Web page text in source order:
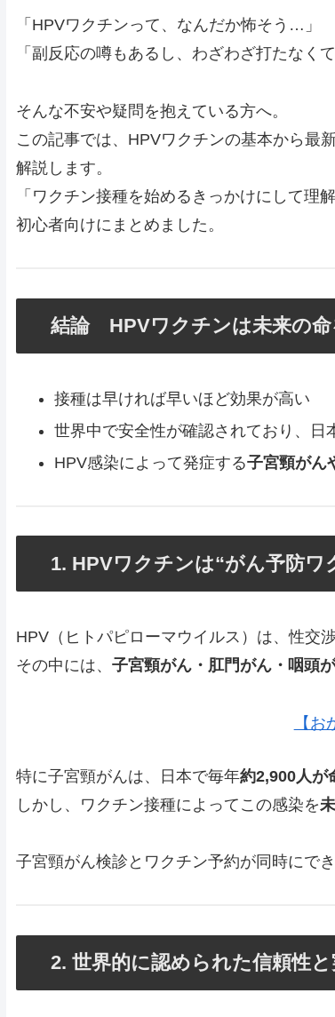
「HPVワクチンって、なんだか怖そう…」
「副反応の噂もあるし、わざわざ打たなく
そんな不安や疑問を抱えている方へ。
この記事では、HPVワクチンの基本から最
解説します。
「ワクチン接種を始めるきっかけにして
初心者向けにまとめました。
結論 HPVワクチンは未来の命
接種は早ければ早いほど効果が高い
世界中で安全性が確認されており、日
HPV感染によって発症する子宮頸がん
1. HPVワクチンは“がん予防ワ
HPV（ヒトパピローマウイルス）は、性交
その中には、 子宮頸がん・肛門がん・咽頭
【
特に子宮頸がんは、日本で毎年約2,900人が
しかし、ワクチン接種によってこの感染を
子宮頸がん検診とワクチン予約が同時にで
2. 世界的に認められた信頼性